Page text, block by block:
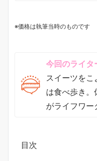
※価格は執筆当時のものです
今回のライタ
スイーツを
は食べ歩き。
がライフワー
目次